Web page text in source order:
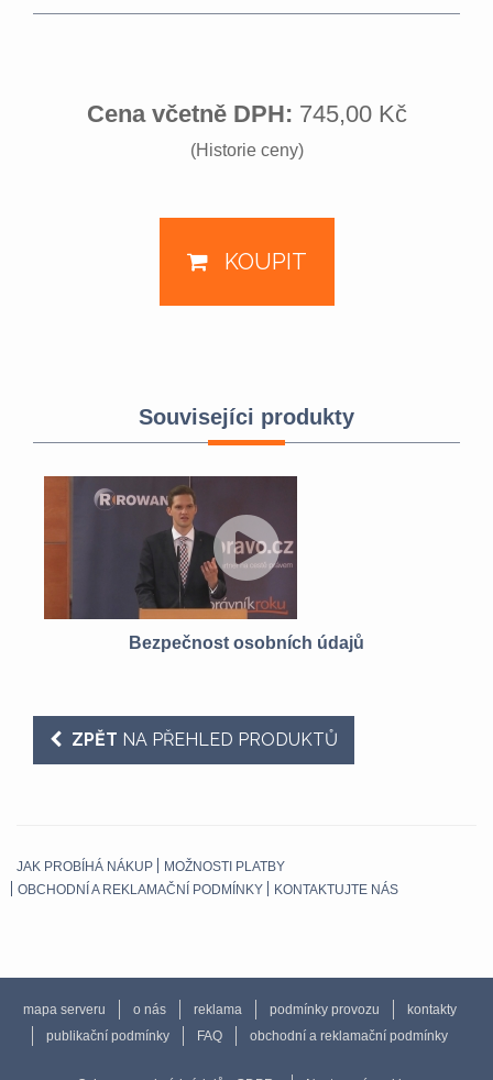
Cena včetně DPH: 745,00 Kč
(Historie ceny)
KOUPIT
Souvisejíci produkty
Bezpečnost osobních údajů
ZPĚT NA PŘEHLED PRODUKTŮ
JAK PROBÍHÁ NÁKUP
MOŽNOSTI PLATBY
OBCHODNÍ A REKLAMAČNÍ PODMÍNKY
KONTAKTUJTE NÁS
mapa serveru o nás reklama podmínky provozu
kontakty
publikační podmínky
FAQ obchodní a reklamační podmínky